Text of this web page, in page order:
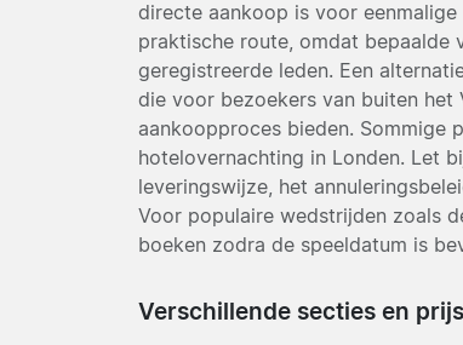
directe aankoop is voor
praktische route, omdat bepaalde
geregistreerde leden. Een
die voor bezoekers van buiten het
aankoopproces bieden. Sommige
hotelovernachting in Londen. Let
leveringswijze, het
Voor populaire wedstrijden zoals
boeken zodra de speeldatum is
Verschillende secties en